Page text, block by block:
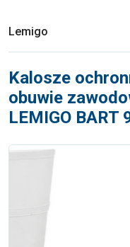
Lemigo
Kalosze
obuwie
LEMIGO BART